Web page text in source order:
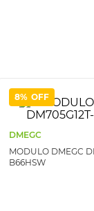
8% OFF
DMEGC
MODULO DMEGC
B66HSW